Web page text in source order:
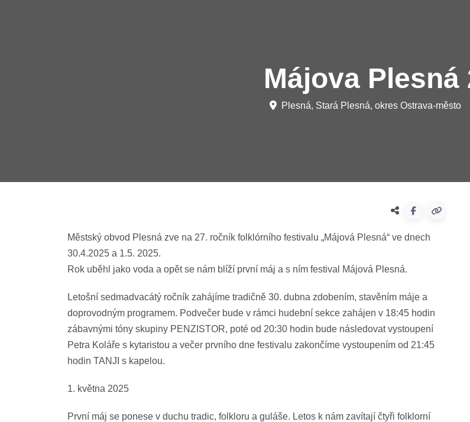
Májova Plesná
Plesná, Stará Plesná, okres Ostrava-město
Městský obvod Plesná zve na 27. ročník folklórního festivalu „Májová Plesná“ ve dnech
30.4.2025 a 1.5. 2025.
Rok uběhl jako voda a opět se nám blíží první máj a s ním festival Májová Plesná.
Letošní sedmadvacátý ročník zahájíme tradičně 30. dubna zdobením, stavěním máje a
doprovodným programem. Podvečer bude v rámci hudební sekce zahájen v 18:45 hodin
zábavnými tóny skupiny PENZISTOR, poté od 20:30 hodin bude následovat vystoupení
Petra Koláře s kytaristou a večer prvního dne festivalu zakončíme vystoupením od 21:45
hodin TANJI s kapelou.
1. května 2025
První máj se ponese v duchu tradic, folkloru a guláše. Letos k nám zavítají čtyři folklorní